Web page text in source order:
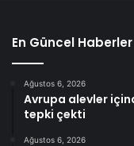
En Güncel Haberler
Ağustos 6, 2026
Avrupa alevler
tepki çekti
Ağustos 6, 2026